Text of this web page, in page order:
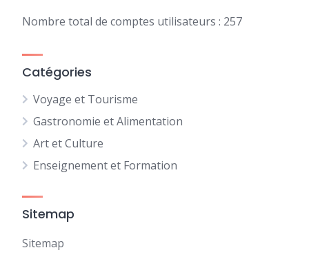
Nombre total de comptes utilisateurs : 257
Catégories
Voyage et Tourisme
Gastronomie et Alimentation
Art et Culture
Enseignement et Formation
Sitemap
Sitemap